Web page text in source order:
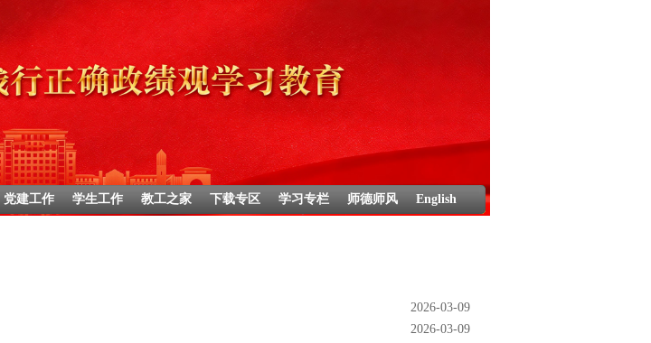
党建工作 学生工作 教工之家 下载专区 学习专栏 师德师风 English
2026-03-09
2026-03-09